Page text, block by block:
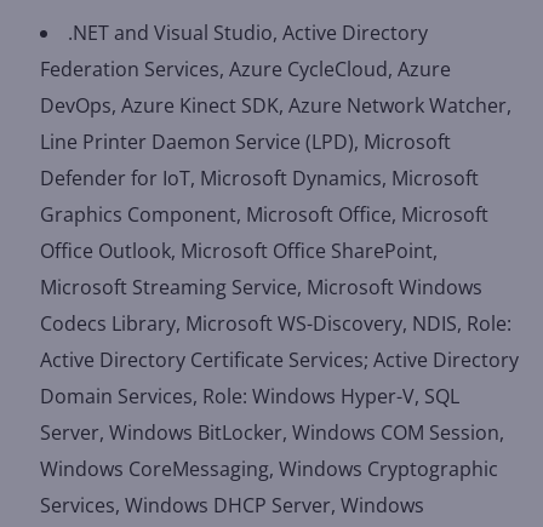
.NET and Visual Studio, Active Directory
Federation Services, Azure CycleCloud, Azure
DevOps, Azure Kinect SDK, Azure Network Watcher,
Line Printer Daemon Service (LPD), Microsoft
Defender for IoT, Microsoft Dynamics, Microsoft
Graphics Component, Microsoft Office, Microsoft
Office Outlook, Microsoft Office SharePoint,
Microsoft Streaming Service, Microsoft Windows
Codecs Library, Microsoft WS-Discovery, NDIS, Role:
Active Directory Certificate Services; Active Directory
Domain Services, Role: Windows Hyper-V, SQL
Server, Windows BitLocker, Windows COM Session,
Windows CoreMessaging, Windows Cryptographic
Services, Windows DHCP Server, Windows